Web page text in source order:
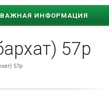
ВАЖНАЯ ИНФОРМАЦИЯ
57р
57р